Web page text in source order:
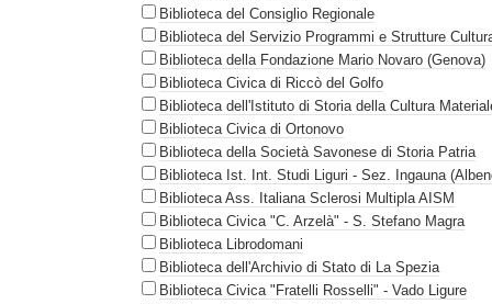
Biblioteca del Consiglio Regionale
Biblioteca del Servizio Programmi e Strutture
Biblioteca della Fondazione Mario Novaro (Genova)
Biblioteca Civica di Riccò del Golfo
Biblioteca dell'Istituto di Storia della Cultura
Biblioteca Civica di Ortonovo
Biblioteca della Società Savonese di Storia Patria
Biblioteca Ist. Int. Studi Liguri - Sez. Ingauna
Biblioteca Ass. Italiana Sclerosi Multipla AISM
Biblioteca Civica "C. Arzelà" - S. Stefano Magra
Biblioteca Librodomani
Biblioteca dell'Archivio di Stato di La Spezia
Biblioteca Civica "Fratelli Rosselli" - Vado Ligure